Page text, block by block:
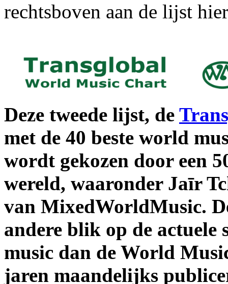
rechtsboven aan de lijst
Deze tweede lijst, de
met de 40 beste world
wordt gekozen door een
wereld, waaronder Jaīr
van MixedWorldMusic.
andere blik op de actuele
music dan de World
jaren maandelijks